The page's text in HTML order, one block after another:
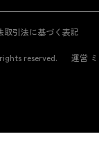
取引法に基づく表記
reserved. 運営